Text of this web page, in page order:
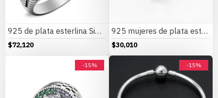
925 de plata esterlina Simple personalidad Natural de ágata loco de piedra de los hombres y las mujeres anillos de tendencia Retro turco de los hombres anillos de boda
$72,120
925 mujeres de plata esterlina anillo con Rosa CZ Daisy flor de cerezo estilo romántico las señoras de las mujeres de moda de la joyería
$30,010
-15% -15%